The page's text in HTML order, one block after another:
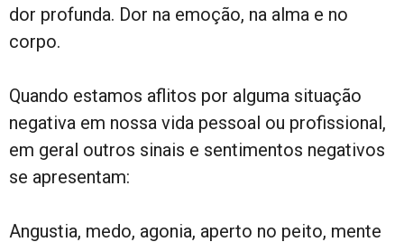
dor profunda. Dor na emoção, na alma e no
corpo.
Quando estamos aflitos por alguma situação
negativa em nossa vida pessoal ou profissional,
em geral outros sinais e sentimentos negativos
se apresentam:
Angustia, medo, agonia, aperto no peito, mente